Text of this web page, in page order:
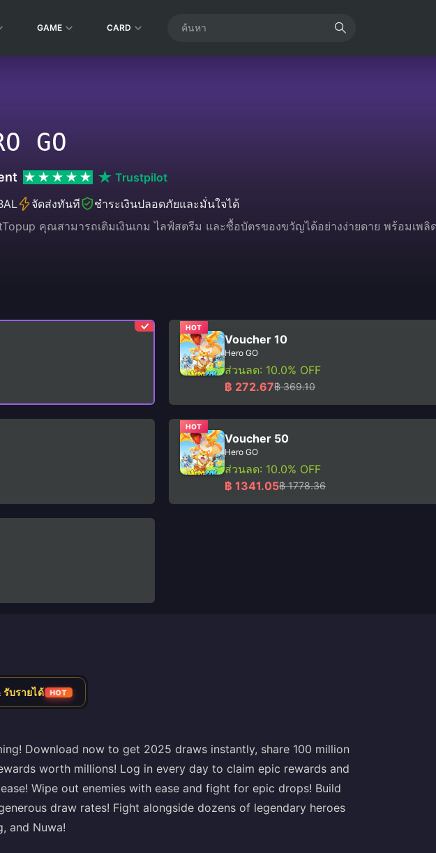
GAME CARD
GO
Trustpilot
จัดส่งทันที
ชำระเงินปลอดภัยและมั่นใจได้
คุณสามารถเติมเงินเกม ไลฟ์สตรีม และซื้อบัตรของขวัญได้อย่างง่ายดาย พร้อมเ
HOT
Voucher 10
Hero GO
ส่วนลด: 10.0% OFF
฿ 272.67฿ 369.10
HOT
Voucher 50
Hero GO
ส่วนลด: 10.0% OFF
฿ 1341.05฿ 1778.36
รับรายได้ HOT
Download now to get 2025 draws instantly, share 100 million
worth millions! Log in every day to claim epic rewards and
Wipe out enemies with ease and fight for epic drops! Build
draw rates! Fight alongside dozens of legendary heroes
and Nuwa!